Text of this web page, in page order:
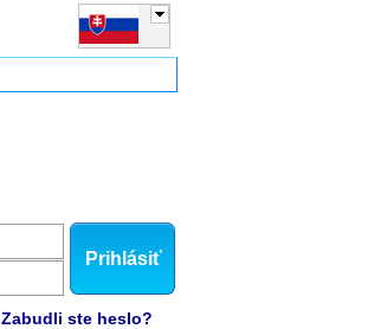
Prihlásiť
Zabudli ste heslo?